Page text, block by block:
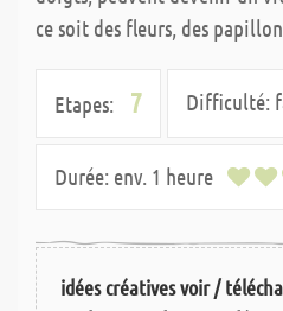
ce soit des fleurs, des
Etapes: 7 Difficulté:
Durée: env. 1 heure
idées créatives voir /